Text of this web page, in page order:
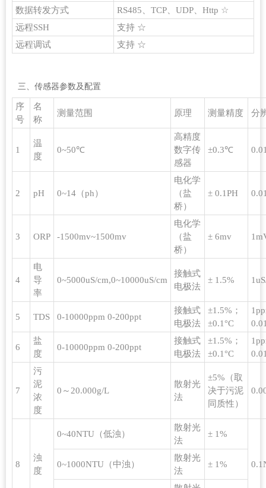
数据转发方式
RS485、TCP、UDP、Http ☆
远程SSH
支持 ☆
远程调试
支持 ☆
三、传感器参数及配置
序
号
名
称
测量范围 原理 测量精度 分
1
温
度
0~50℃
高精度
数字传
感器
±0.3℃
2 pH 0~14（ph）
电化学
（盐
桥）
± 0.1PH
3 ORP -1500mv~1500mv
电化学
（盐
桥）
± 6mv
4
电
导
率
0~5000uS/cm,0~10000uS/cm
接触式
电极法
± 1.5%
5 TDS 0-10000ppm 0-200ppt
接触式
电极法
±1.5%；
±0.1°C
6
盐
度
0-10000ppm 0-200ppt
接触式
电极法
±1.5%；
±0.1°C
7
污
泥
浓
度
0～20.000g/L
散射光
法
±5%（取
决于污泥
同质性）
8
浊
度
0~40NTU（低浊）
散射光
法
± 1%
0~1000NTU（中浊）
散射光
法
± 1%